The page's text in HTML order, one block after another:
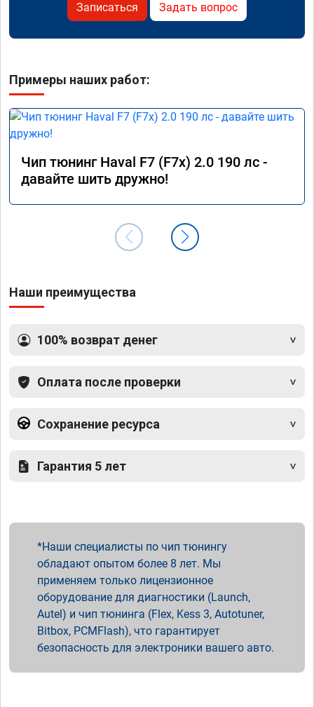
Записаться Задать вопрос
Примеры наших работ:
Чип тюнинг Haval F7 (F7x) 2.0 190 лс -
давайте шить дружно!
Наши преимущества
100% возврат денег
Оплата после проверки
Сохранение ресурса
Гарантия 5 лет
Наши специалисты по чип тюнингу
обладают опытом более 8 лет. Мы
применяем только лицензионное
оборудование для диагностики (Launch,
Autel) и чип тюнинга (Flex, Kess 3, Autotuner,
Bitbox, PCMFlash), что гарантирует
безопасность для электроники вашего авто.